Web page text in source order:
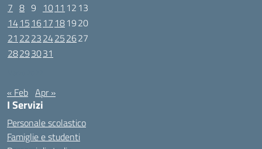
7 8 9 1011 12 13
1415 1617 181920
21 222324252627
28293031
« Feb Apr »
I Servizi
Personale scolastico
Famiglie e studenti